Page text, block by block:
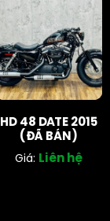
HD 48 DATE 2015
(ĐÃ BÁN)
Giá: Liên hệ